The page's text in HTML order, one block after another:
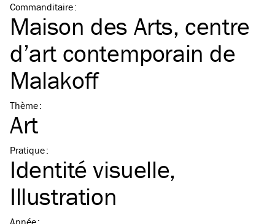
Commanditaire:
Maison des Arts, centre
d’art contemporain de
Malakoff
Thème:
Art
Pratique:
Identité visuelle
Illustration